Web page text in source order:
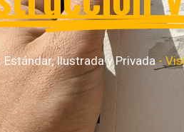
Ilustrada y Privada-